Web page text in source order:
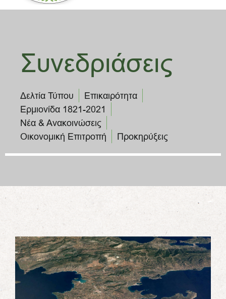
Συνεδριάσεις
Δελτία Τύπου
Επικαιρότητα
Ερμιονίδα 1821-2021
Νέα & Ανακοινώσεις
Οικονομική Επιτροπή
Προκηρύξεις